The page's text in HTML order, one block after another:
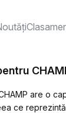
are o
ce